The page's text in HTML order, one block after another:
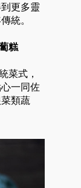
更多靈
統。
糕
菜式，
一同佐
類蔬